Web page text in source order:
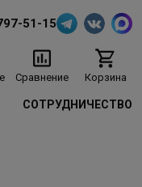
51-15
Сравнение Корзина
СОТРУДНИЧЕСТВО